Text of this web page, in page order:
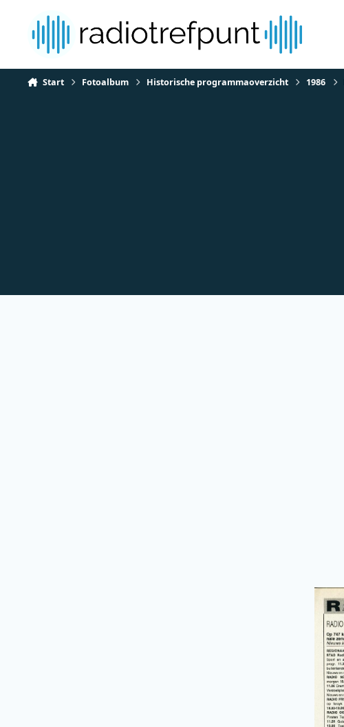
Start Fotoalbum Historische programmaoverzicht 1986